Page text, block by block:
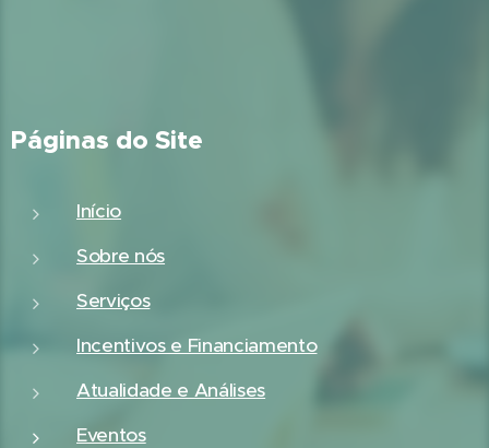
Páginas do Site
Início
Sobre nós
Serviços
Incentivos e Financiamento
Atualidade e Análises
Eventos